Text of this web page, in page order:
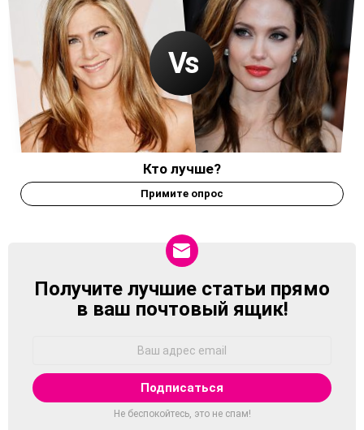
Кто лучше?
Примите опрос
NEWSLETTER
Получите лучшие статьи прямо
в ваш почтовый ящик!
Не беспокойтесь, это не спам!